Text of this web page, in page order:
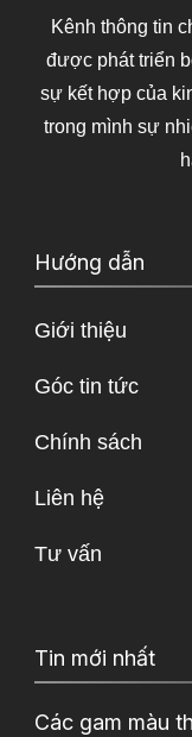
Kênh thông tin
được phát triển
sự kết hợp của
trong mình sự
Hướng dẫn
Giới thiệu
Góc tin tức
Chính sách
Liên hệ
Tư vấn
Tin mới nhất
Các gam màu